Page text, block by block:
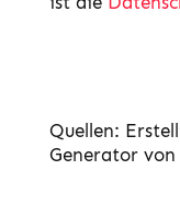
Quellen:
Generator von